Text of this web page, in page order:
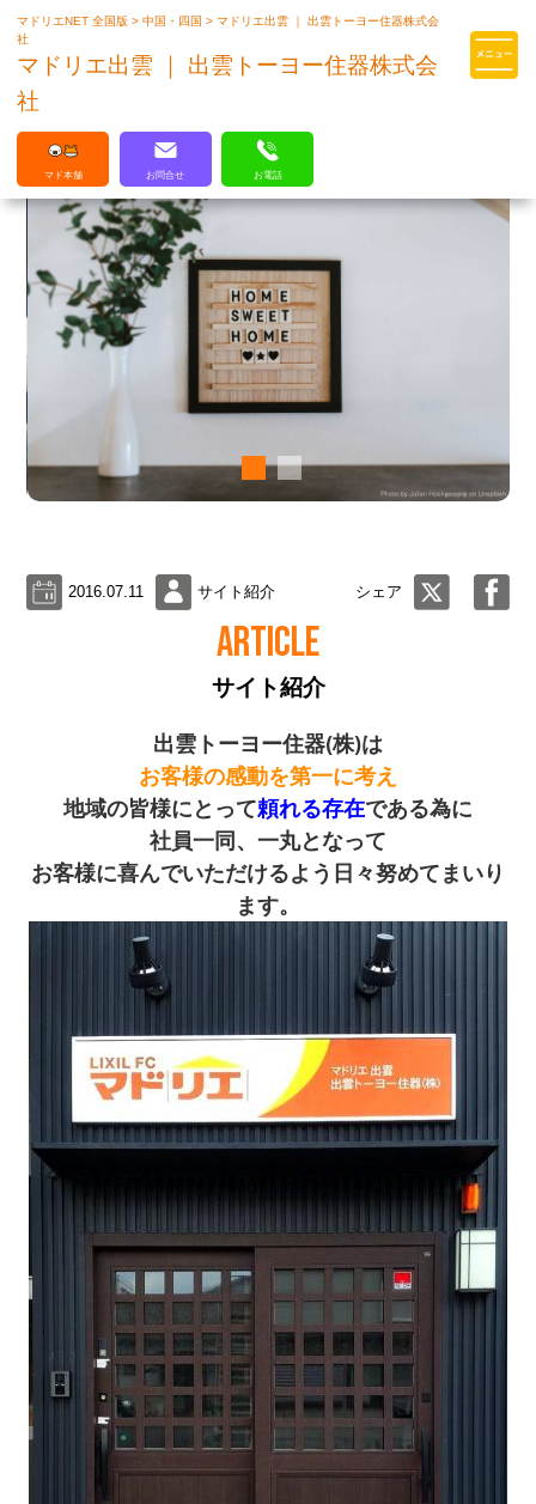
マドリエはLIXILの厳しい基準を
マドリエNET 全国版>中国・四国>マドリエ出雲 ｜ 出雲トーヨー住器株式会
社
マドリエ出雲 ｜ 出雲トーヨー住器株式会
社
マド本舗 お問合せ お電話
2016.07.11 サイト紹介 シェア
ARTICLE
サイト紹介